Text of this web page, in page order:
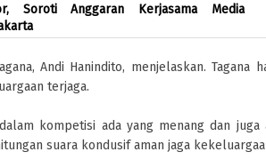
Soroti Anggaran Kerjasama Media
Andi Hanindito, menjelaskan.
terjaga.
kompetisi ada yang menang dan juga
suara kondusif aman jaga